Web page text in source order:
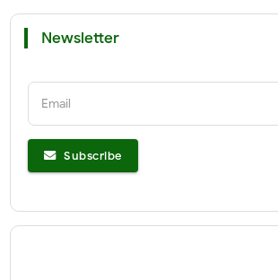
Newsletter
Email
Subscribe